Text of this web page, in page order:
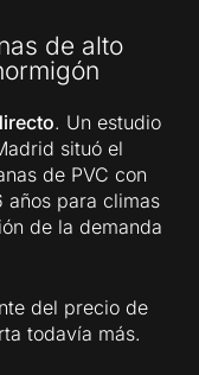
de alto
. Un estudio
situó el
de PVC con
años para climas
de la demanda
del precio de
todavía más.